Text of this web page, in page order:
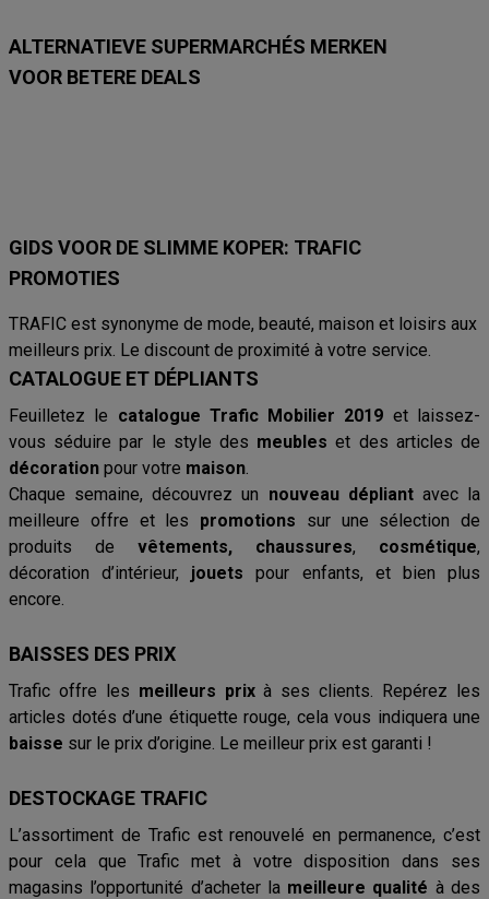
ALTERNATIEVE SUPERMARCHÉS MERKEN
VOOR BETERE DEALS
GIDS VOOR DE SLIMME KOPER: TRAFIC
PROMOTIES
TRAFIC est synonyme de mode, beauté, maison et loisirs aux
meilleurs prix. Le discount de proximité à votre service.
CATALOGUE ET DÉPLIANTS
Feuilletez le catalogue Trafic Mobilier 2019 et laissez-
vous séduire par le style des meubles et des articles de
décoration pour votre maison.
Chaque semaine, découvrez un nouveau dépliantavec la
meilleure offre et les promotions sur une sélection de
produits de vêtements, chaussures, cosmétique,
décoration d’intérieur, jouets pour enfants, et bien plus
encore.
BAISSES DES PRIX
Trafic offre les meilleurs prixà ses clients. Repérez les
articles dotés d’une étiquette rouge, cela vous indiquera une
baisse sur le prix d’origine. Le meilleur prix est garanti !
DESTOCKAGE TRAFIC
L’assortiment de Trafic est renouvelé en permanence, c’est
pour cela que Trafic met à votre disposition dans ses
magasins l’opportunité d’acheter la meilleure qualité à des